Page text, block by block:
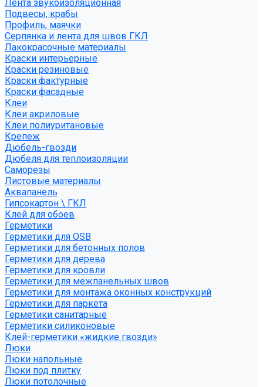
Лента звукоизоляционная
Подвесы, крабы
Профиль, маячки
Серпянка и лента для швов ГКЛ
Лакокрасочные материалы
Краски интерьерные
Краски резиновые
Краски фактурные
Краски фасадные
Клеи
Клеи акриловые
Клеи полиуритановые
Крепеж
Дюбель-гвозди
Дюбеля для теплоизоляции
Саморезы
Листовые материалы
Аквапанель
Гипсокартон \ ГКЛ
Клей для обоев
Герметики
Герметики для OSB
Герметики для бетонных полов
Герметики для дерева
Герметики для кровли
Герметики для межпанельных швов
Герметики для монтажа оконных конструкций
Герметики для паркета
Герметики санитарные
Герметики силиконовые
Клей-герметики «жидкие гвозди»
Люки
Люки напольные
Люки под плитку
Люки потолочные